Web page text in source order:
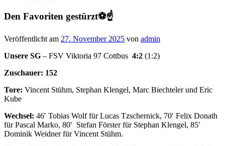
Den Favoriten gestürzt⚽️☝️
Veröffentlicht am 27. November 2025 von admin
Unsere SG – FSV Viktoria 97 Cottbus 4:2 (1:2)
Zuschauer: 152
Tore: Vincent Stühm, Stephan Klengel, Marc Biechteler und Eric
Kube
Wechsel: 46′ Tobias Wolf für Lucas Tzschernick, 70′ Felix Donath
für Pascal Marko, 80′ Stefan Förster für Stephan Klengel, 85′
Dominik Weidner für Vincent Stühm.